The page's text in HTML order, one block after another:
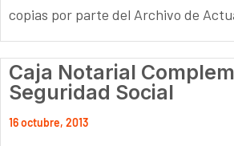
copias por parte del Archivo de
Caja Notarial
Seguridad Social
16 octubre, 2013